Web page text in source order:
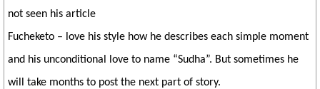
not seen his article
Fucheketo – love his style how he describes each simple moment
and his unconditional love to name “Sudha”. But sometimes he
will take months to post the next part of story.